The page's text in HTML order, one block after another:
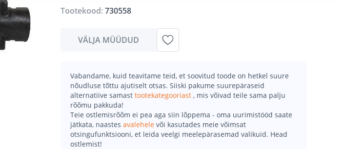
Tootekood:730558
VÄLJA MÜÜDUD
Vabandame, kuid teavitame teid, et soovitud toode on hetkel suure
nõudluse tõttu ajutiselt otsas. Siiski pakume suurepäraseid
alternatiive samast tootekategooriast , mis võivad teile sama palju
rõõmu pakkuda!
Teie ostlemisrõõm ei pea aga siin lõppema - oma uurimistööd saate
jätkata, naastes avalehele või kasutades meie võimsat
otsingufunktsiooni, et leida veelgi meelepärasemad valikuid. Head
ostlemist!